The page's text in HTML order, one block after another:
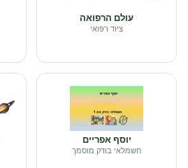
עולם הרפואה
ציוד רפואי
יוסף אפריים
חשמלאי בודק מוסמך